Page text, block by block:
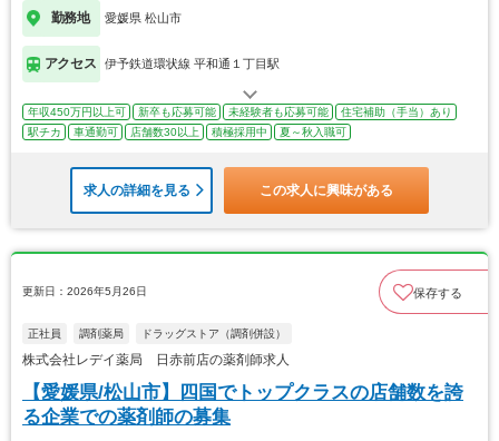
勤務地 愛媛県 松山市
アクセス 伊予鉄道環状線 平和通１丁目駅
年収450万円以上可 新卒も応募可能 未経験者も応募可能
住宅補助（手当）あり
駅チカ
車通勤可 店舗数30以上 積極採用中 夏～秋入職可
求人の詳細を見る この求人に興味がある
更新日：2026年5月26日 保存する
正社員 調剤薬局 ドラッグストア（調剤併設）
株式会社レデイ薬局 日赤前店の薬剤師求人
【愛媛県/松山市】四国でトップクラスの店舗数を誇
る企業での薬剤師の募集